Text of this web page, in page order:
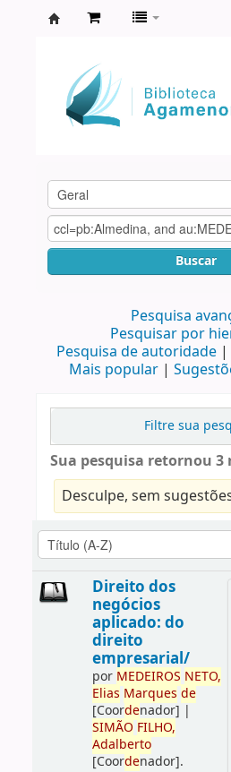
Agamenon
Magalhães
Buscar
Pesquisa
Pesquisar por
Pesquisa de autoridade
Mais popular
Filtre sua
Sua pesquisa retornou 3
Desculpe, sem
Direito dos
negócios
aplicado: do
direito
empresarial/
por MEDEIROS NETO,
Elias Marques de
[Coordenador] |
SIMÃO FILHO,
Adalberto
[Coordenador].